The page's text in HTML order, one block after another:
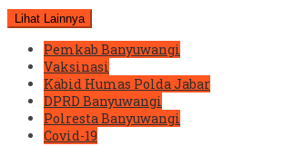
Lihat Lainnya
Pemkab Banyuwangi
Vaksinasi
Kabid Humas Polda Jabar
DPRD Banyuwangi
Polresta Banyuwangi
Covid-19